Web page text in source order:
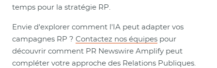
temps pour la stratégie RP.
Envie d'explorer comment l'IA peut adapter vos
campagnes RP ? Contactez nos équipes pour
découvrir comment PR Newswire Amplify peut
compléter votre approche des Relations Publiques.